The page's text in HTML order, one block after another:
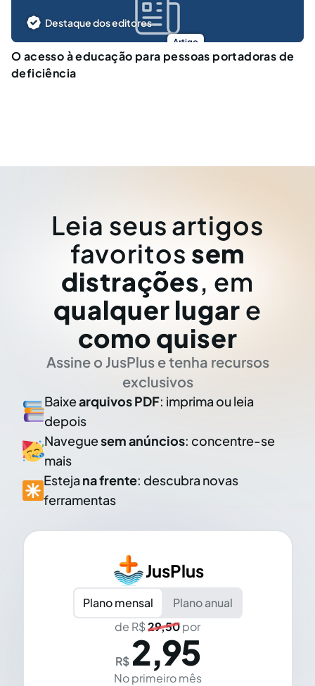
Artigo
Destaque dos editores
O acesso à educação para pessoas portadoras de
deficiência
Leia seus artigos
favoritos sem
distrações, em
qualquer lugar e
como quiser
Assine o JusPlus e tenha recursos
exclusivos
Baixearquivos PDF: imprima ou leia
depois
Naveguesem anúncios: concentre-se
mais
Esteja na frente: descubra novas
ferramentas
JusPlus
Plano mensal
Plano anual
de R$29,50por
R$ 2,95
No primeiro mês